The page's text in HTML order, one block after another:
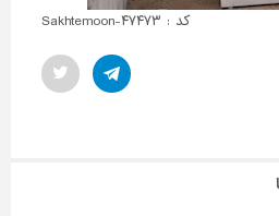
کد : Sakhtemoon-۴۷۴۷۳